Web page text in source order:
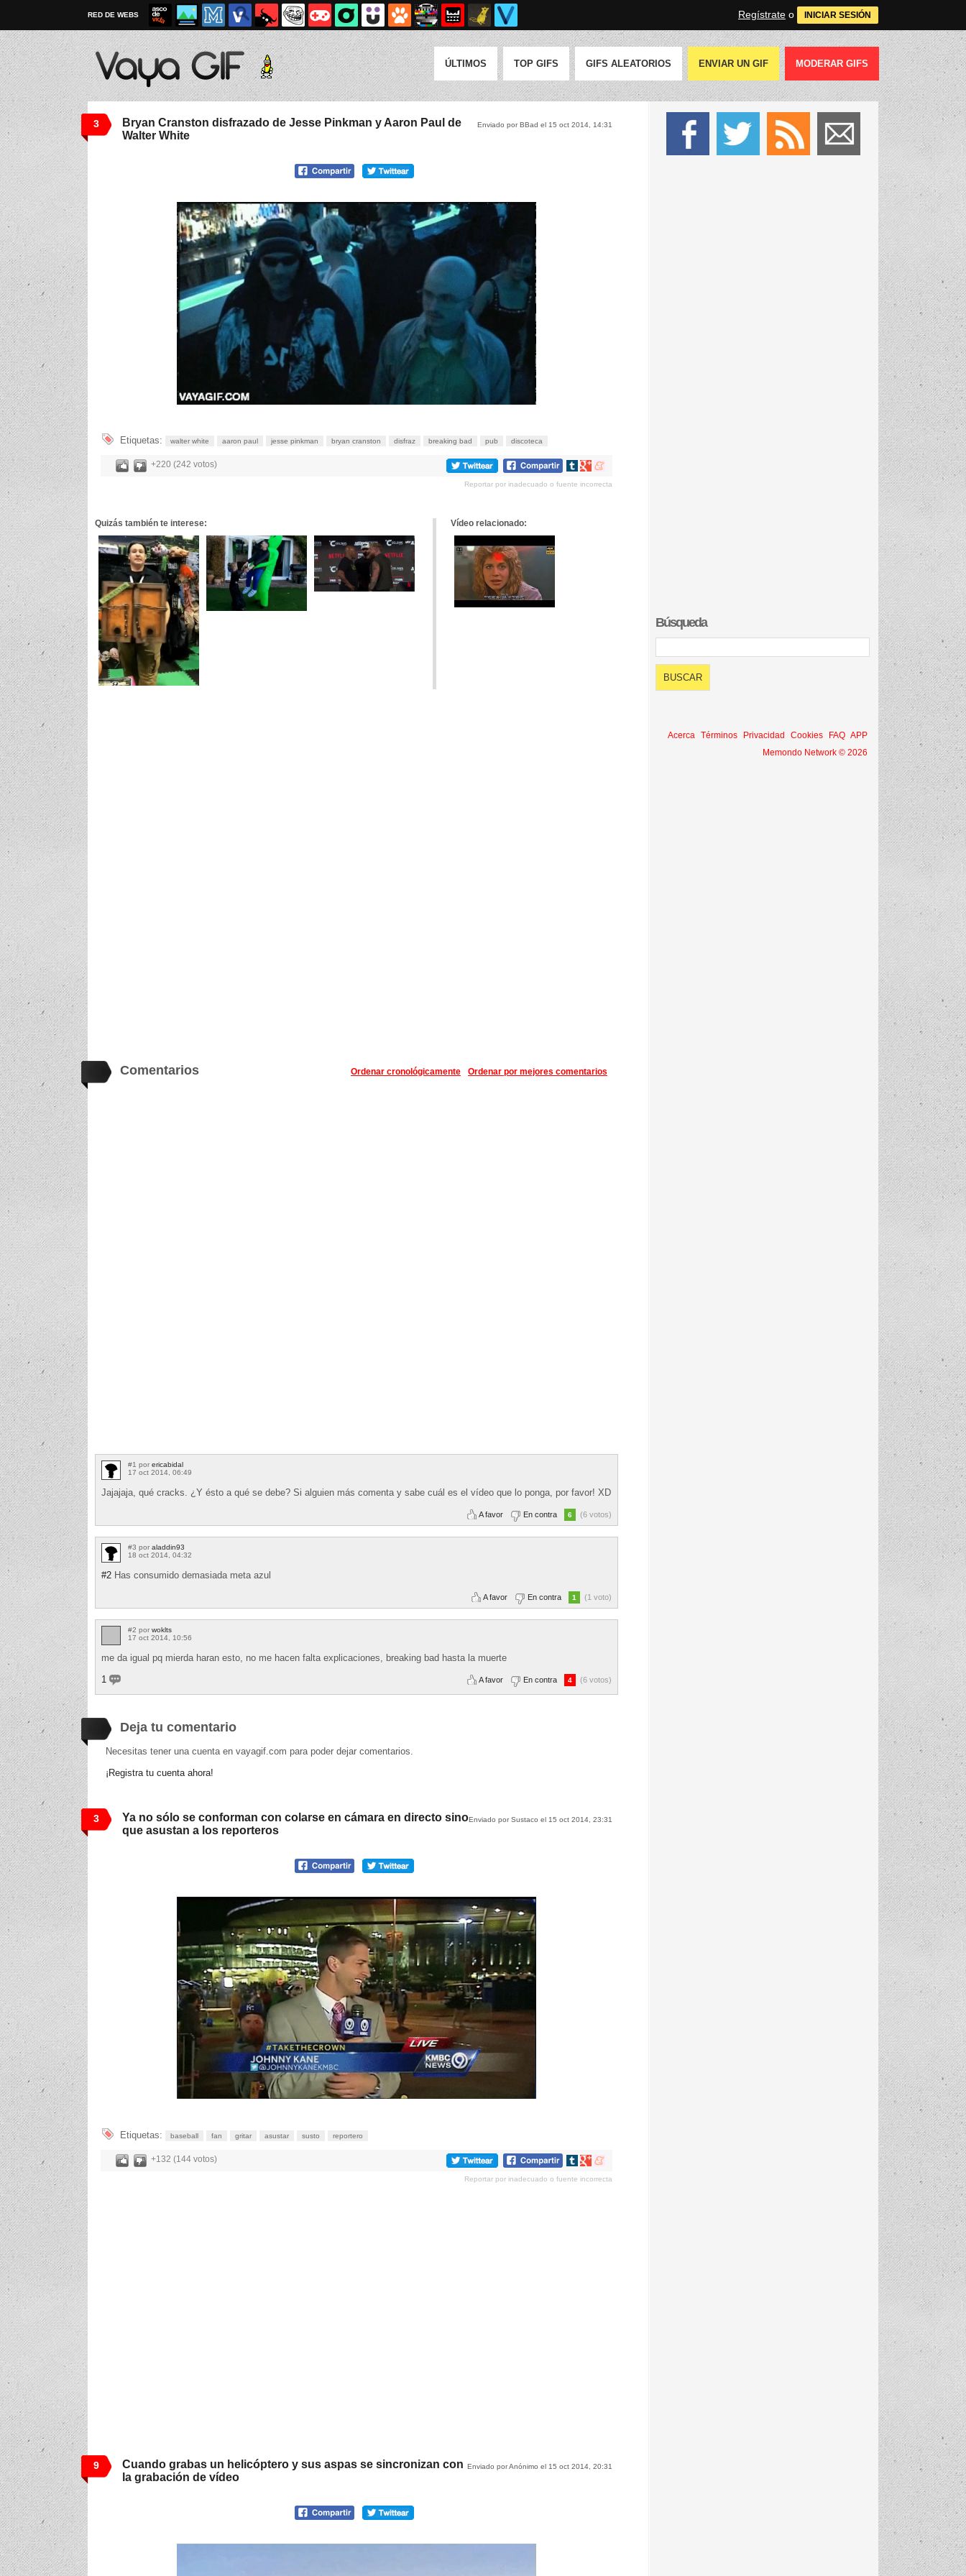
RED DE WEBS Regístrate o INICIAR SESIÓN
ÚLTIMOS TOP GIFS GIFS ALEATORIOS ENVIAR UN GIF MODERAR GIFS
3 Enviado por BBad el 15 oct 2014, 14:31
Bryan Cranston disfrazado de Jesse Pinkman y Aaron Paul de
Walter White
Etiquetas: walter white aaron paul jesse pinkman bryan cranston disfraz breaking bad pub discoteca
+220 (242 votos)
Compartir
tumblr
Compartir
Google+
Compartir
meneame
Reportar por inadecuado o fuente incorrecta
Quizás también te interese: Vídeo relacionado:
Comentarios Ordenar por mejores comentarios
Ordenar cronológicamente
#1 por ericabidal
17 oct 2014, 06:49
Jajajaja, qué cracks. ¿Y ésto a qué se debe? Si alguien más comenta y sabe cuál es el vídeo que lo ponga, por favor! XD
A favor En contra 6 (6 votos)
#3 por aladdin93
18 oct 2014, 04:32
#2 Has consumido demasiada meta azul
A favor En contra 1 (1 voto)
#2 por woklts
17 oct 2014, 10:56
me da igual pq mierda haran esto, no me hacen falta explicaciones, breaking bad hasta la muerte
1
A favor En contra 4 (6 votos)
Deja tu comentario
Necesitas tener una cuenta en vayagif.com para poder dejar comentarios.
¡Registra tu cuenta ahora!
3 Enviado por Sustaco el 15 oct 2014, 23:31
Ya no sólo se conforman con colarse en cámara en directo sino
que asustan a los reporteros
Etiquetas: baseball fan gritar asustar susto reportero
+132 (144 votos)
Compartir
tumblr
Compartir
Google+
Compartir
meneame
Reportar por inadecuado o fuente incorrecta
9 Enviado por Anónimo el 15 oct 2014, 20:31
Cuando grabas un helicóptero y sus aspas se sincronizan con
la grabación de vídeo
Búsqueda
Acerca Términos Privacidad Cookies FAQ APP
Memondo Network © 2026